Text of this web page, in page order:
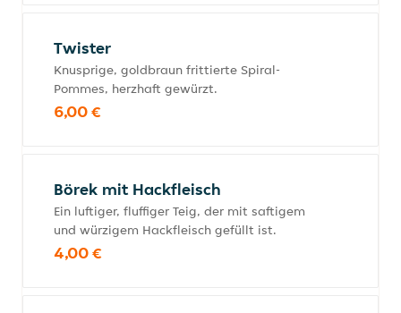
Twister
Knusprige, goldbraun frittierte Spiral-
Pommes, herzhaft gewürzt.
6,00 €
Börek mit Hackfleisch
Ein luftiger, fluffiger Teig, der mit saftigem
und würzigem Hackfleisch gefüllt ist.
4,00 €